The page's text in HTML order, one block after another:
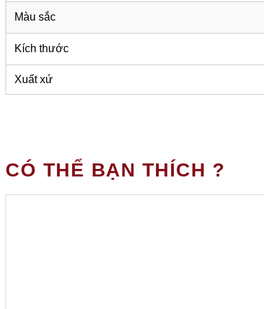
Màu sắc
Kích thước
Xuất xứ
CÓ THỂ BẠN THÍCH ?